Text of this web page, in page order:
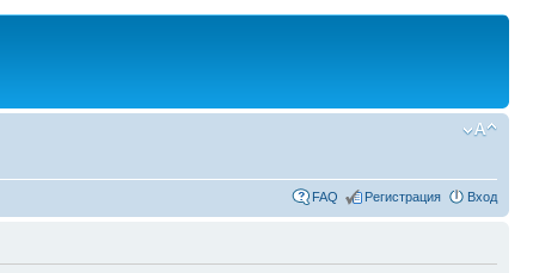
FAQ Регистрация Вход